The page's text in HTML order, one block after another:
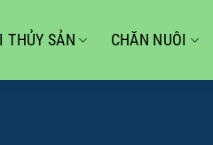
THỦY SẢN CHĂN NUÔI